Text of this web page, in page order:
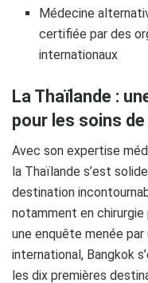
Médecine
certifiée par des
internationaux
La Thaïlande :
pour les soins
Avec son expertise
la Thaïlande s’est
destination
notamment en
une enquête menée
international, Bangkok
les dix premières